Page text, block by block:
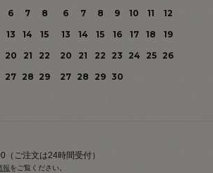
6 7
8
13 14
15
20 21
22
27 28 29
6
7 8 9 10 11
12
13
14 15 16 17 18
19
20
21 22 23 24 25
26
27 28 29 30
ご注文は24時間受付）
報をご覧ください。